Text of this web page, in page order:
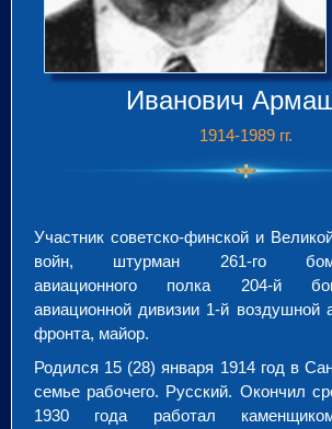
Иванович
1914-1989 гг.
Участник советско-финской и
войн, штурман 261-го
авиационного полка 204-й
авиационной дивизии 1-й воздушной
фронта, майор.
Родился 15 (28) января 1914 год в
семье рабочего. Русский. Окончил
1930 года работал